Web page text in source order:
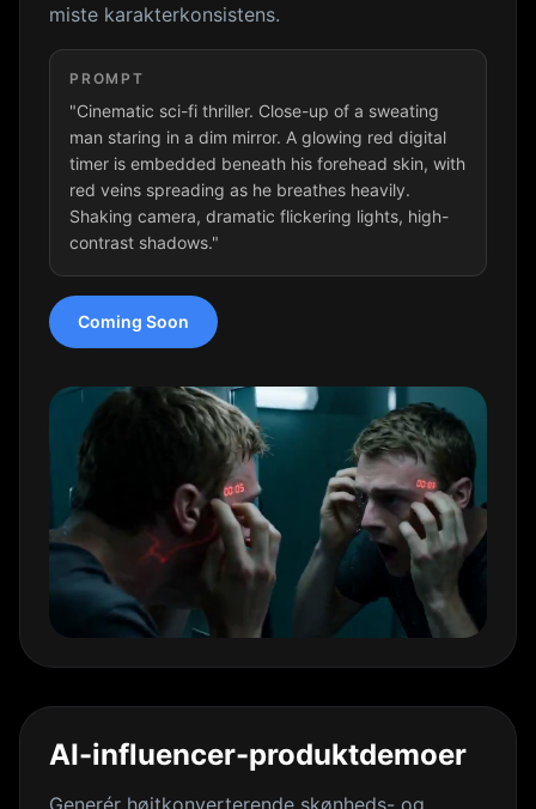
miste karakterkonsistens.
PROMPT
"Cinematic sci-fi thriller. Close-up of a sweating
man staring in a dim mirror. A glowing red digital
timer is embedded beneath his forehead skin, with
red veins spreading as he breathes heavily.
Shaking camera, dramatic flickering lights, high-
contrast shadows."
Coming Soon
AI-influencer-produktdemoer
Generér højtkonverterende skønheds- og